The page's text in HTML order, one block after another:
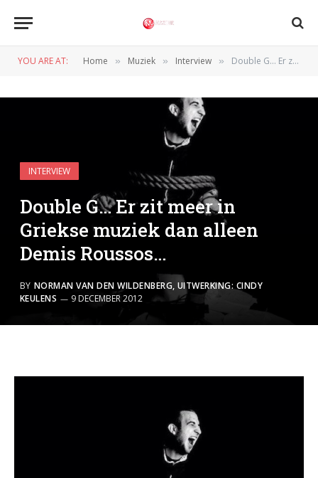
YOU ARE AT: Home » Muziek » Interview » Double G… Er zit meer in Griekse muziek dan alleen Demis Roussos…
INTERVIEW
Double G… Er zit meer in
Griekse muziek dan alleen
Demis Roussos…
BY NORMAN VAN DEN WILDENBERG, UITWERKING: CINDY
KEULENS
9 DECEMBER 2012